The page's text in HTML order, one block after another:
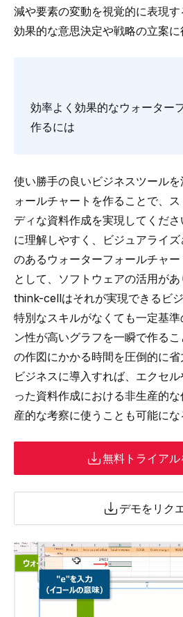
減や要素の変動を視覚的に表現す
効果的な意思決定や戦略の立案に
効率よく効果的なウォーター
作るには
使い勝手の良いビジネスツール
ォールチャートを作ることで、
ディな資料作成を実現してくだ
に理解しやすく、ビジュアライ
のあるウォーターフォールチャ
として、ソフトウェアの活用があ
think-cellはそれが実現できるビ
特別なスキルがなくても一定基
ン性が高いグラフを一瞬で作る
の作図にかかる時間を圧倒的に
ビジネスに導入すれば、エクセ
った資料作成における非生産的
産的な考察に使うことも可能にな
無料トライアル
デモをリク